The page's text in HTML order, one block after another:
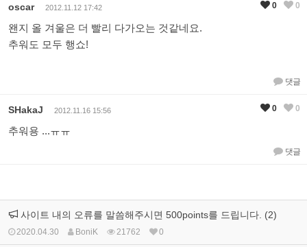
oscar 2012.11.12 17:42
왠지 올 겨울은 더 빨리 다가오는 것같네요.
추워도 모두 행쇼!
댓글
0 0
SHakaJ 2012.11.16 15:56
추워용 ...ㅠㅠ
댓글
0 0
사이트 내의 오류를 말씀해주시면 500points를 드립니다. (2)
2020.04.30 BoniK 21762 0